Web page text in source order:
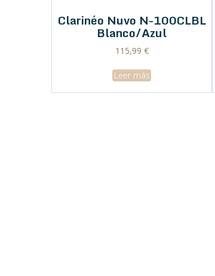
Clarinéo Nuvo N-100CLBL
Blanco/Azul
115,99 €
Leer más